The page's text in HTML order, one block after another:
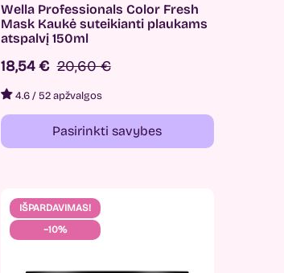
Wella Professionals Color Fresh
Mask Kaukė suteikianti plaukams
atspalvį 150ml
18,54 € 20,60 €
4.6/52 apžvalgos
Pasirinkti savybes
IŠPARDAVIMAS!
−10%